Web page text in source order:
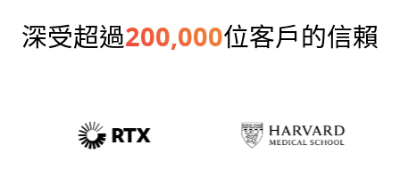
深受超過200,000位客戶的信賴